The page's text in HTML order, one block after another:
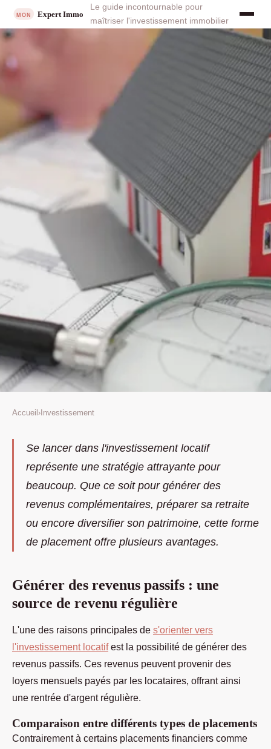
Le guide incontournable pour
maîtriser l'investissement immobilier
Pourquoi se lancer dans
l'investissement locatif : 3
raisons convaincantes
16 juillet 2024•2 min de lecture
Accueil › Investissement
Se lancer dans l'investissement locatif
représente une stratégie attrayante pour
beaucoup. Que ce soit pour générer des
revenus complémentaires, préparer sa retraite
ou encore diversifier son patrimoine, cette forme
de placement offre plusieurs avantages.
Générer des revenus passifs : une
source de revenu régulière
L'une des raisons principales de s'orienter vers
l'investissement locatifest la possibilité de générer des
revenus passifs. Ces revenus peuvent provenir des
loyers mensuels payés par les locataires, offrant ainsi
une rentrée d'argent régulière.
Comparaison entre différents types de placements
Contrairement à certains placements financiers comme